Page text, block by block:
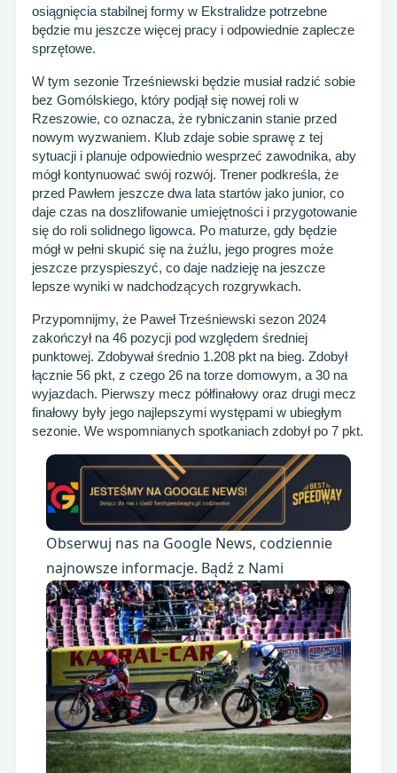
osiągnięcia stabilnej formy w Ekstralidze potrzebne
będzie mu jeszcze więcej pracy i odpowiednie zaplecze
sprzętowe.
W tym sezonie Trześniewski będzie musiał radzić sobie
bez Gomólskiego, który podjął się nowej roli w
Rzeszowie, co oznacza, że rybniczanin stanie przed
nowym wyzwaniem. Klub zdaje sobie sprawę z tej
sytuacji i planuje odpowiednio wesprzeć zawodnika, aby
mógł kontynuować swój rozwój. Trener podkreśla, że
przed Pawłem jeszcze dwa lata startów jako junior, co
daje czas na doszlifowanie umiejętności i przygotowanie
się do roli solidnego ligowca. Po maturze, gdy będzie
mógł w pełni skupić się na żużlu, jego progres może
jeszcze przyspieszyć, co daje nadzieję na jeszcze
lepsze wyniki w nadchodzących rozgrywkach.
Przypomnijmy, że Paweł Trześniewski sezon 2024
zakończył na 46 pozycji pod względem średniej
punktowej. Zdobywał średnio 1.208 pkt na bieg. Zdobył
łącznie 56 pkt, z czego 26 na torze domowym, a 30 na
wyjazdach. Pierwszy mecz półfinałowy oraz drugi mecz
finałowy były jego najlepszymi występami w ubiegłym
sezonie. We wspomnianych spotkaniach zdobył po 7 pkt.
Obserwuj nas na Google News, codziennie
najnowsze informacje. Bądź z Nami